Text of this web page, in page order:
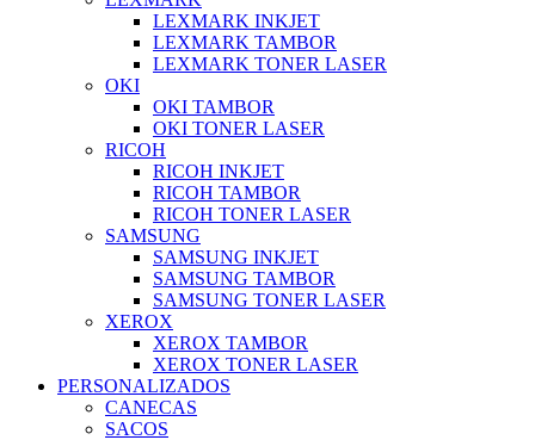
LEXMARK INKJET
LEXMARK TAMBOR
LEXMARK TONER LASER
OKI
OKI TAMBOR
OKI TONER LASER
RICOH
RICOH INKJET
RICOH TAMBOR
RICOH TONER LASER
SAMSUNG
SAMSUNG INKJET
SAMSUNG TAMBOR
SAMSUNG TONER LASER
XEROX
XEROX TAMBOR
XEROX TONER LASER
PERSONALIZADOS
CANECAS
SACOS